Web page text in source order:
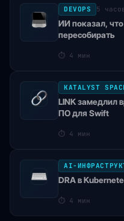
DEVOPS 5
ИИ показал,
пересобирать
⏱ 4 мин
KATALYST
LINK замедлил
ПО для Swift
⏱ 4 мин
AI-
DRA в
⏱ 4 мин